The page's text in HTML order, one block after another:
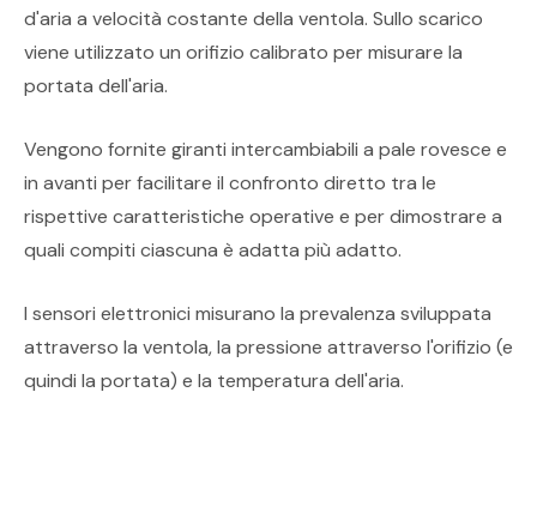
d'aria a velocità costante della ventola. Sullo scarico
viene utilizzato un orifizio calibrato per misurare la
portata dell'aria.
Vengono fornite giranti intercambiabili a pale rovesce e
in avanti per facilitare il confronto diretto tra le
rispettive caratteristiche operative e per dimostrare a
quali compiti ciascuna è adatta più adatto.
I sensori elettronici misurano la prevalenza sviluppata
attraverso la ventola, la pressione attraverso l'orifizio (e
quindi la portata) e la temperatura dell'aria.